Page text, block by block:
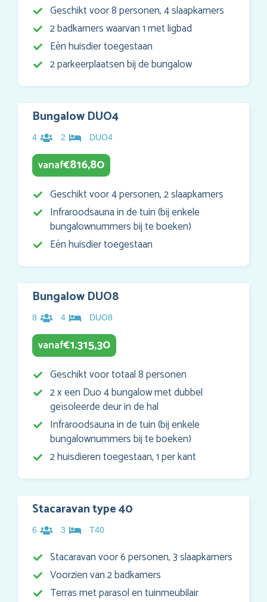
Geschikt voor 8 personen, 4 slaapkamers
2 badkamers waarvan 1 met ligbad
Eén huisdier toegestaan
2 parkeerplaatsen bij de bungalow
Bungalow DUO4
4 2 DUO4
vanaf€816,80
Geschikt voor 4 personen, 2 slaapkamers
Infraroodsauna in de tuin (bij enkele
bungalownummers bij te boeken)
Eén huisdier toegestaan
Bungalow DUO8
8 4 DUO8
vanaf€1.315,30
Geschikt voor totaal 8 personen
2 x een Duo 4 bungalow met dubbel
geïsoleerde deur in de hal
Infraroodsauna in de tuin (bij enkele
bungalownummers bij te boeken)
2 huisdieren toegestaan, 1 per kant
Stacaravan type 40
6 3 T40
Stacaravan voor 6 personen, 3 slaapkamers
Voorzien van 2 badkamers
Terras met parasol en tuinmeubilair